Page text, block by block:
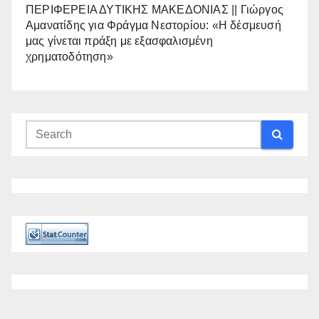
ΠΕΡΙΦΕΡΕΙΑ ΔΥΤΙΚΗΣ ΜΑΚΕΔΟΝΙΑΣ || Γιώργος
Αμανατίδης για Φράγμα Νεστορίου: «Η δέσμευσή
μας γίνεται πράξη με εξασφαλισμένη
χρηματοδότηση»